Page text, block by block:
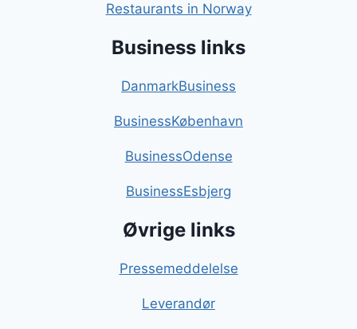
Restaurants in Norway
Business links
DanmarkBusiness
BusinessKøbenhavn
BusinessOdense
BusinessEsbjerg
Øvrige links
Pressemeddelelse
Leverandør